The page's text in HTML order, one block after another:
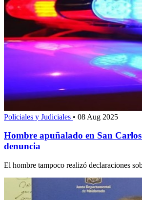
Policiales y Judiciales • 08 Aug 2025
Hombre apuñalado en San Carlos
denuncia
El hombre tampoco realizó declaraciones